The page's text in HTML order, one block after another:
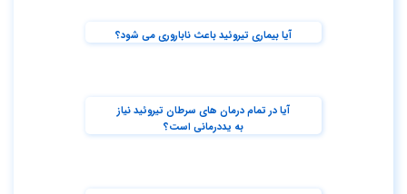
آیا بیماری تیروئید باعث ناباروری می شود؟
آیا در تمام درمان های سرطان تیروئید نیاز
به یددرمانی است؟